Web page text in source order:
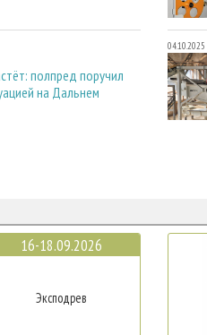
полпред поручил
на Дальнем
04.10.2025
16-18.09.2026
Эксподрев